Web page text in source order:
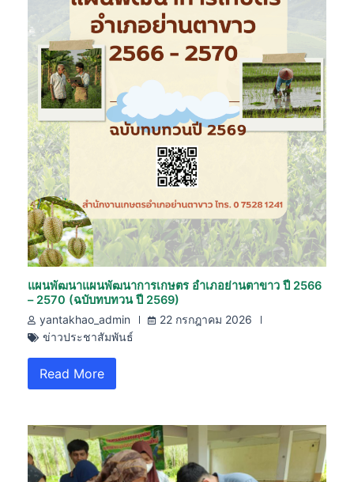
แผนพัฒนาแผนพัฒนาการเกษตร อำเภอย่านตาขาว ปี 2566
– 2570 (ฉบับทบทวน ปี 2569)
yantakhao_admin
22 กรกฎาคม 2026
ข่าวประชาสัมพันธ์
Read More